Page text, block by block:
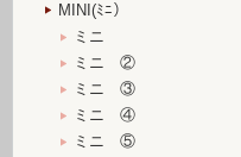
MINI(ﾐﾆ）
ミニ
ミニ ②
ミニ ③
ミニ ④
ミニ ⑤